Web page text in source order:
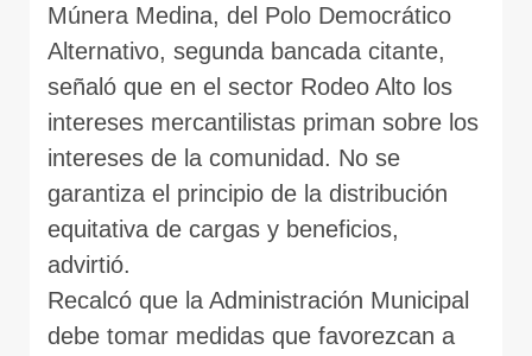
Múnera Medina, del Polo Democrático
Alternativo, segunda bancada citante,
señaló que en el sector Rodeo Alto los
intereses mercantilistas priman sobre los
intereses de la comunidad. No se
garantiza el principio de la distribución
equitativa de cargas y beneficios,
advirtió.
Recalcó que la Administración Municipal
debe tomar medidas que favorezcan a